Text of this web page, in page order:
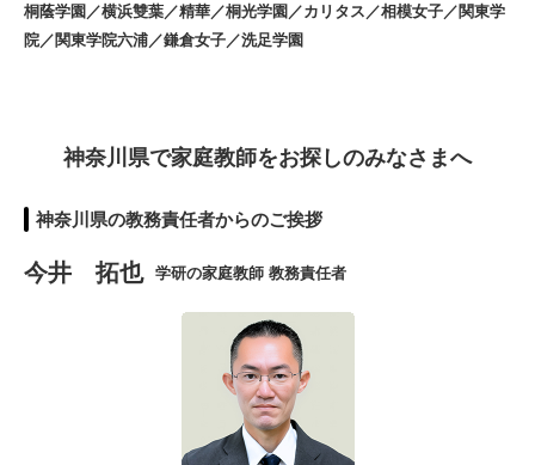
桐蔭学園／横浜雙葉／精華／桐光学園／カリタス／相模女子／関東学
院／関東学院六浦／鎌倉女子／洗足学園
神奈川県で家庭教師をお探しのみなさまへ
神奈川県の教務責任者からのご挨拶
今井 拓也 学研の家庭教師 教務責任者